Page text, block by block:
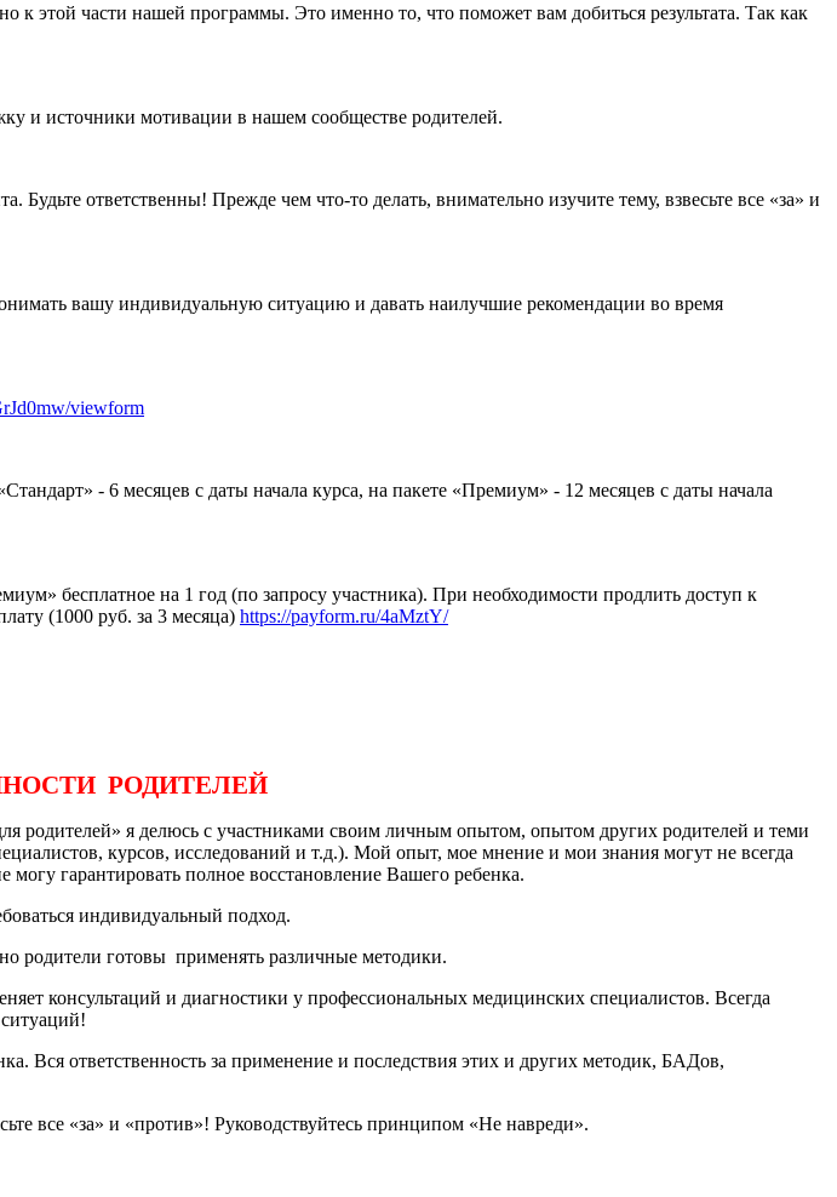
этой части нашей программы. Это именно то, что поможет вам добиться результата. Так как
и источники мотивации в нашем сообществе родителей.
ответственны! Прежде чем что-то делать, внимательно изучите тему, взвесьте все «за» и
вашу индивидуальную ситуацию и давать наилучшие рекомендации во время
viewform
- 6 месяцев с даты начала курса, на пакете «Премиум» - 12 месяцев с даты начала
бесплатное на 1 год (по запросу участника). При необходимости продлить доступ к
(1000 руб. за 3 месяца) https://payform.ru/4aMztY/
РОДИТЕЛЕЙ
родителей» я делюсь с участниками своим личным опытом, опытом других родителей и теми
курсов, исследований и т.д.). Мой опыт, мое мнение и мои знания могут не всегда
гарантировать полное восстановление Вашего ребенка.
индивидуальный подход.
родители готовы применять различные методики.
консультаций и диагностики у профессиональных медицинских специалистов. Всегда
Вся ответственность за применение и последствия этих и других методик, БАДов,
все «за» и «против»! Руководствуйтесь принципом «Не навреди».